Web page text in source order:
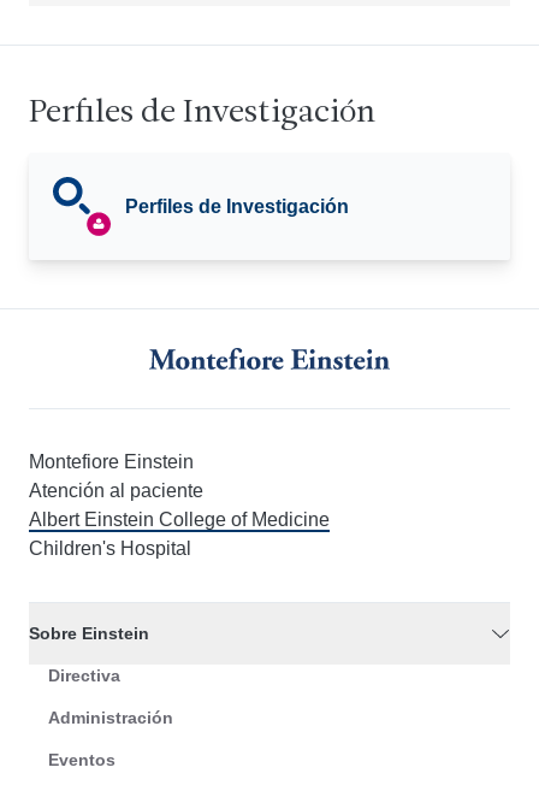
Perfiles de Investigación
Perfiles de Investigación
Montefiore Einstein
Atención al paciente
Albert Einstein College of Medicine
Children's Hospital
Sobre Einstein
Directiva
Administración
Eventos